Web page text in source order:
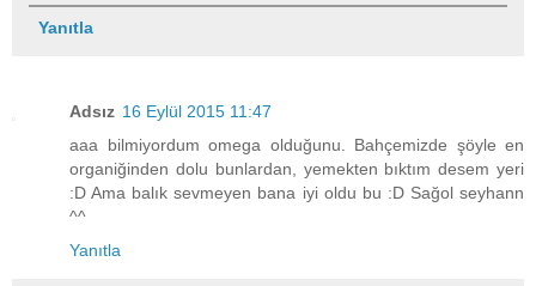
Yanıtla
Adsız 16 Eylül 2015 11:47
aaa bilmiyordum omega olduğunu. Bahçemizde şöyle en
organiğinden dolu bunlardan, yemekten bıktım desem yeri
:D Ama balık sevmeyen bana iyi oldu bu :D Sağol seyhann
^^
Yanıtla